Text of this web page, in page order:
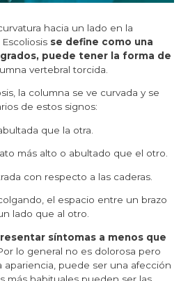
hacia un lado en la
se define como una
puede tener la forma de
vertebral torcida.
la columna se ve curvada y se
de estos signos:
que la otra.
más alto o abultado que el otro.
con respecto a las caderas.
el espacio entre un brazo
lado que al otro.
síntomas a menos que
lo general no es dolorosa pero
apariencia, puede ser una afección
más habituales pueden ser las